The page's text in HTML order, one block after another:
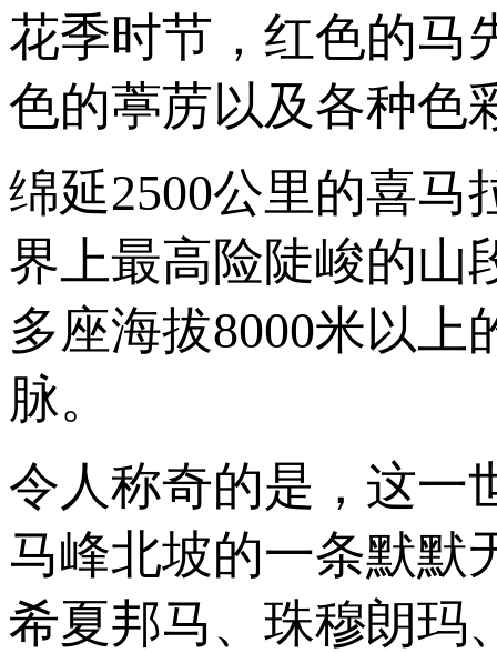
花季时节，红色的马
色的葶苈以及各种色
绵延2500公里的喜马
界上最高险陡峻的山
多座海拔8000米以
脉。
令人称奇的是，这一
马峰北坡的一条默
希夏邦马、珠穆朗玛